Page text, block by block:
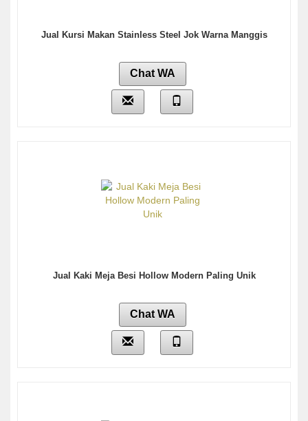
Jual Kursi Makan Stainless Steel Jok Warna Manggis
Chat WA
Jual Kaki Meja Besi Hollow Modern Paling Unik
Chat WA